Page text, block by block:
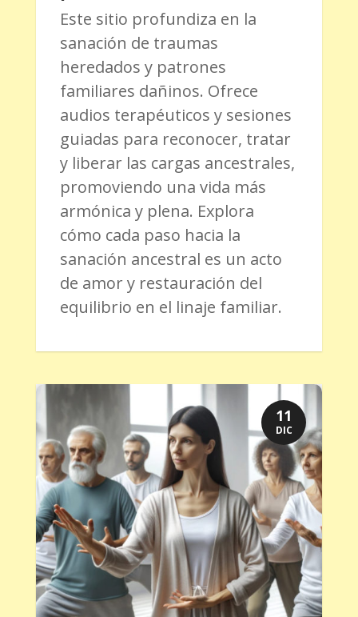
Este sitio profundiza en la
sanación de traumas
heredados y patrones
familiares dañinos. Ofrece
audios terapéuticos y sesiones
guiadas para reconocer, tratar
y liberar las cargas ancestrales,
promoviendo una vida más
armónica y plena. Explora
cómo cada paso hacia la
sanación ancestral es un acto
de amor y restauración del
equilibrio en el linaje familiar.
11
DIC